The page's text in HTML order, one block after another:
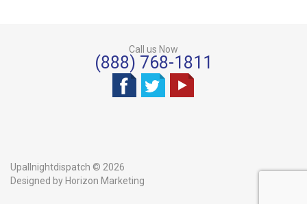
Call us Now
(888) 768-1811
Upallnightdispatch © 2026
Designed by Horizon Marketing